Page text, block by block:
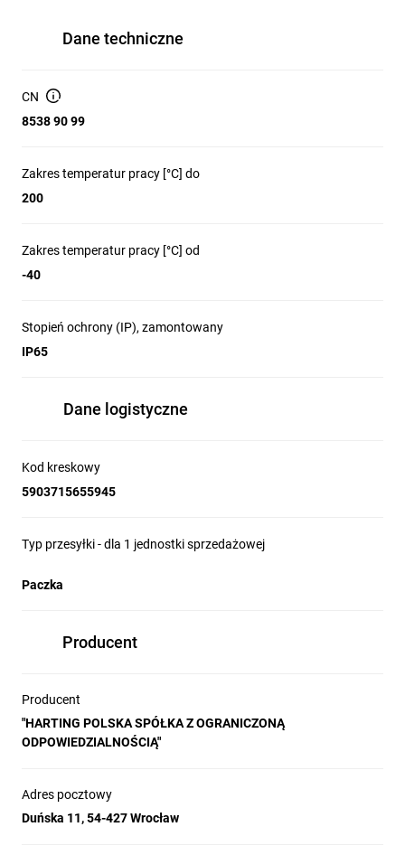
Dane techniczne
CN
8538 90 99
Zakres temperatur pracy [°C] do
200
Zakres temperatur pracy [°C] od
-40
Stopień ochrony (IP), zamontowany
IP65
Dane logistyczne
Kod kreskowy
5903715655945
Typ przesyłki - dla 1 jednostki sprzedażowej
Paczka
Producent
Producent
"HARTING POLSKA SPÓŁKA Z OGRANICZONĄ
ODPOWIEDZIALNOŚCIĄ"
Adres pocztowy
Duńska 11, 54-427 Wrocław